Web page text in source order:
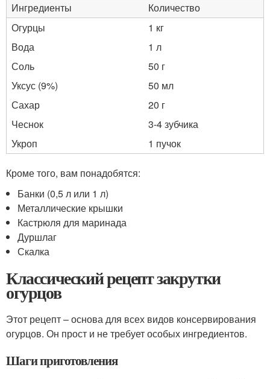
Ингредиенты
Количество
Огурцы
1 кг
Вода
1 л
Соль
50 г
Уксус (9%)
50 мл
Сахар
20 г
Чеснок
3-4 зубчика
Укроп
1 пучок
Кроме того, вам понадобятся:
Банки (0,5 л или 1 л)
Металлические крышки
Кастрюля для маринада
Дуршлаг
Скалка
Классический рецепт закрутки
огурцов
Этот рецепт – основа для всех видов консервирования
огурцов. Он прост и не требует особых ингредиентов.
Шаги приготовления